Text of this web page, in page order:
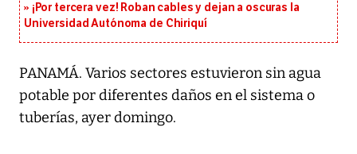
¡Por tercera vez! Roban cables y dejan a oscuras la
Universidad Autónoma de Chiriquí
PANAMÁ. Varios sectores estuvieron sin agua
potable por diferentes daños en el sistema o
tuberías, ayer domingo.